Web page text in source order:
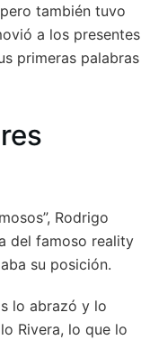
también tuvo
a los presentes
primeras palabras
Rodrigo
del famoso reality
su posición.
lo abrazó y lo
Rivera, lo que lo